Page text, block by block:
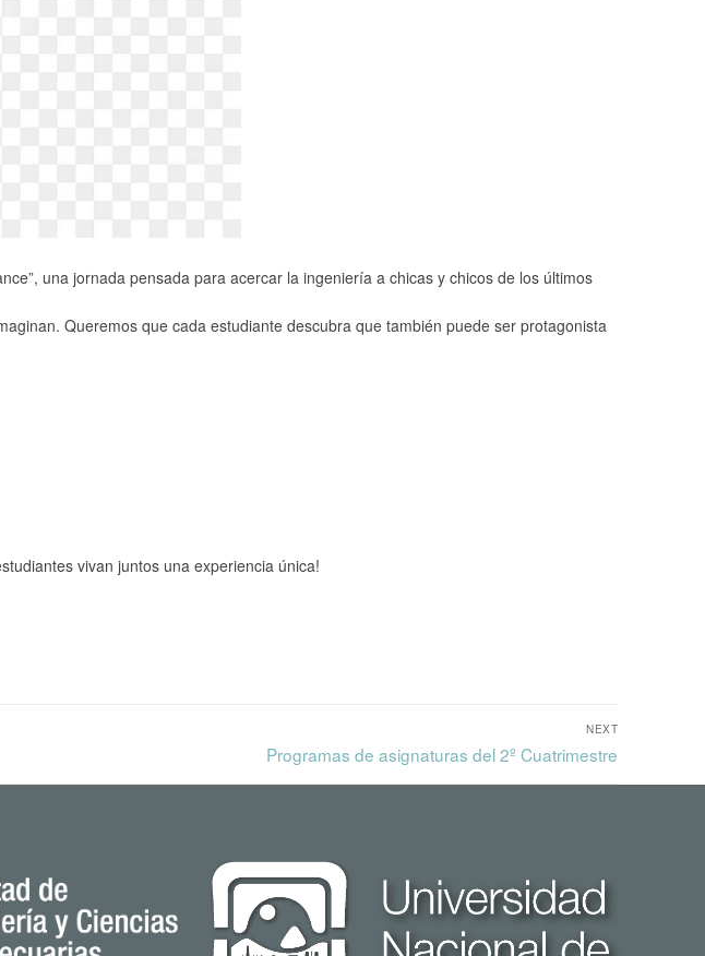
una jornada pensada para acercar la ingeniería a chicas y chicos de los últimos
Queremos que cada estudiante descubra que también puede ser protagonista
vivan juntos una experiencia única!
NEXT
Programas de asignaturas del 2º Cuatrimestre